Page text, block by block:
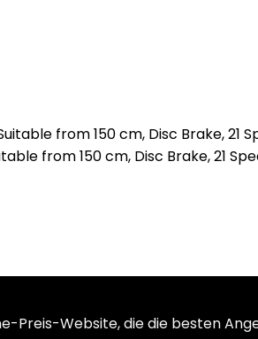
from 150 cm, Disc Brake, 21
Preis-Website, die die besten